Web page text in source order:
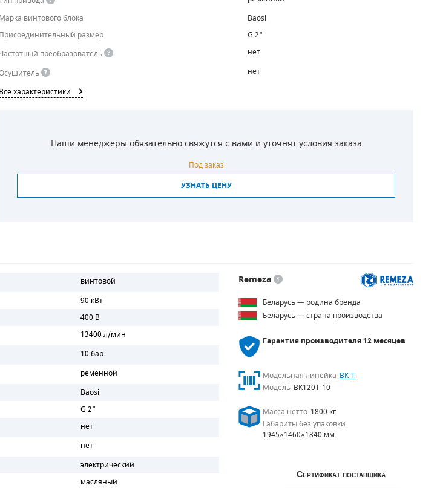
Марка винтового блока
Baosi
Присоединительный размер
G 2"
Частотный преобразователь
нет
нет
Все характеристики
Наши менеджеры обязательно свяжутся с вами и уточнят условия заказа
Под заказ
УЗНАТЬ ЦЕНУ
винтовой
90 кВт
400 В
13400 л/мин
10 бар
ременной
Baosi
G 2"
нет
нет
электрический
масляный
Remeza
Беларусь — родина бренда
Беларусь — страна производства
Гарантия производителя12 месяцев
Модельная линейка ВК-Т
Модель ВК120Т-10
Масса нетто 1800 кг
Габариты без упаковки
1945×1460×1840 мм
Сертификат поставщика